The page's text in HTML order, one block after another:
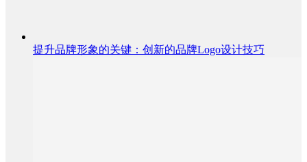
提升品牌形象的关键：创新的品牌Logo设计技巧